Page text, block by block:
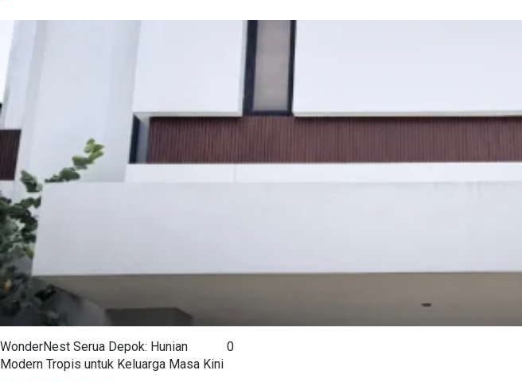
WonderNest Serua Depok: Hunian
Modern Tropis untuk Keluarga Masa Kini
0